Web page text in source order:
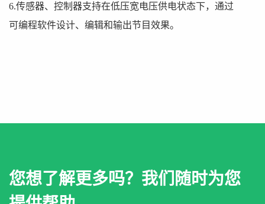
6.传感器、控制器支持在低压宽电压供电状态下，通过
可编程软件设计、编辑和输出节目效果。
您想了解更多吗？我们随时为您